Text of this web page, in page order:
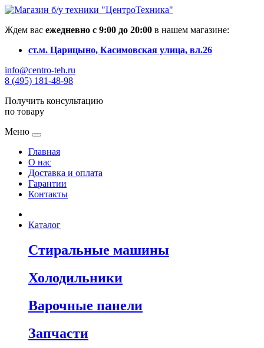
Ждем вас ежедневно с 9:00 до 20:00 в нашем магазине:
ст.м. Царицыно, Касимовская улица, вл.26
info@centro-teh.ru
8 (495) 181-48-98
Получить консультацию
по товару
Меню
Главная
О нас
Доставка и оплата
Гарантии
Контакты
Каталог
Стиральные машины
Холодильники
Варочные панели
Запчасти